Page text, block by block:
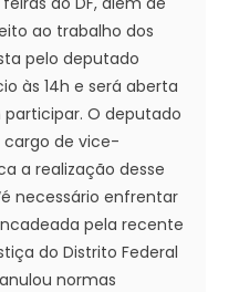
ao trabalho dos
pelo deputado
às 14h e será aberta
O deputado
cargo de vice-
a realização desse
necessário enfrentar
pela recente
do Distrito Federal
normas